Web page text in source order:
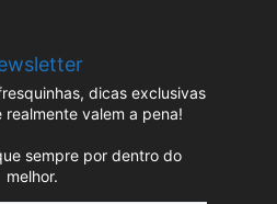
dicas exclusivas
valem a pena!
sempre por dentro do
melhor.